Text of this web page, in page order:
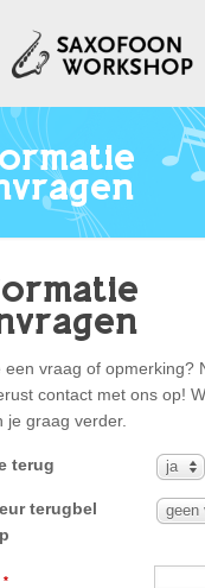
een vraag of opmerking?
contact met ons op!
je graag verder.
terug ja
terugbel
geen
*